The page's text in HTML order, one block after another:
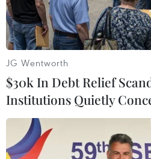
Tướng Robert Brown (phải)
(Nguồn:
JG Wentworth
$30k In Debt Relief
Institutions Quietly